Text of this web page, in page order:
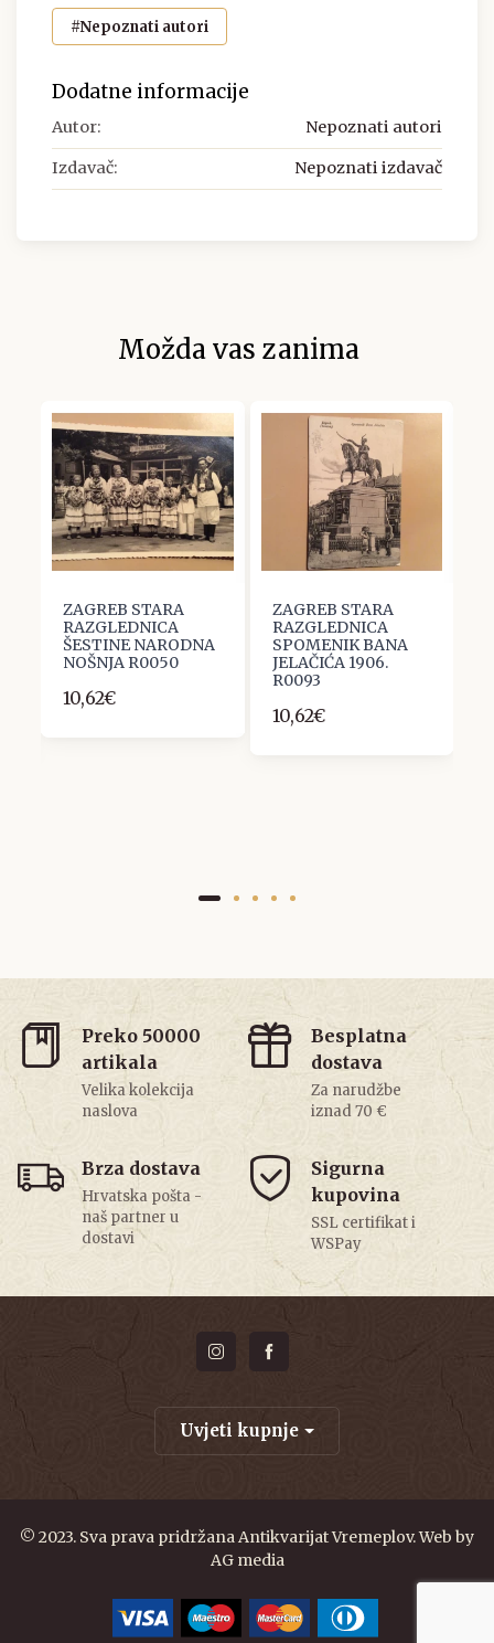
#Nepoznati autori
Dodatne informacije
Autor: Nepoznati autori
Izdavač: Nepoznati izdavač
Možda vas zanima
ZAGREB STARA
RAZGLEDNICA
ŠESTINE NARODNA
NOŠNJA R0050
10,62€
ZAGREB STARA
RAZGLEDNICA
SPOMENIK BANA
JELAČIĆA 1906.
R0093
10,62€
Preko 50000
artikala
Velika kolekcija
naslova
Besplatna
dostava
Za narudžbe
iznad 70 €
Brza dostava
Hrvatska pošta -
naš partner u
dostavi
Sigurna
kupovina
SSL certifikat i
WSPay
Uvjeti kupnje
© 2023. Sva prava pridržana Antikvarijat Vremeplov. Web by
AG media